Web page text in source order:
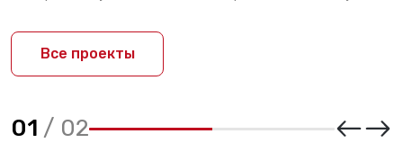
Все проекты
01 / 02